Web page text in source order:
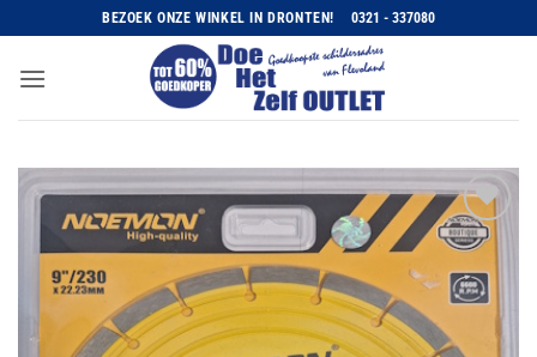
naar
inhoud
BEZOEK ONZE WINKEL IN DRONTEN! 0321 - 337080
Toevoegen
wenslijst